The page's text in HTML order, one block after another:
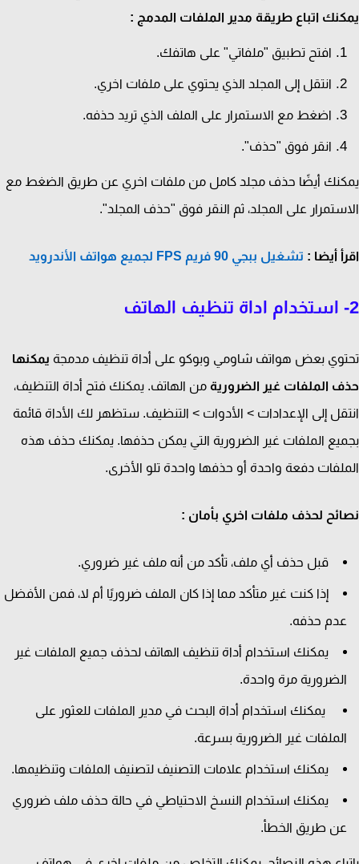
اتباع طريقة مدير الملفات المدمج :
افتح تطبيق "ملفاتي" على هاتفك.
انتقل إلى المجلد الذي يحتوي على ملفات اخري.
اضغط مع الاستمرار على الملف الذي تريد حذفه.
انقر فوق "حذف".
أيضًا حذف مجلد كامل من ملفات اخري عن طريق الضغط مع
على المجلد، ثم النقر فوق "حذف المجلد".
أيضا :تشغيل ببجي 90 فريم FPS لجميع هواتف الأندرويد
بعض هواتف شاومي وبوكو على أداة تنظيف مدمجةيمكنها
الملفات غير الضرورية من الهاتف. يمكنك فتح أداة التنظيف،
إلى الإعدادات > الأدوات > التنظيف. ستظهر لك الأداة قائمة
الملفات غير الضرورية التي يمكن حذفها. يمكنك حذف هذه
دفعة واحدة أو حذفها واحدة تلو الأخرى.
لحذف ملفات اخري بأمان :
قبل حذف أي ملف، تأكد من أنه ملف غير ضروري.
إذا كنت غير متأكد مما إذا كان الملف ضروريًا أم لا، فمن الأفضل
حذفه.
يمكنك استخدام أداة تنظيف الهاتف لحذف جميع الملفات غير
مرة واحدة.
يمكنك استخدام أداة البحث في مدير الملفات للعثور على
غير الضرورية بسرعة.
يمكنك استخدام علامات التصنيف لتصنيف الملفات وتنظيمها.
يمكنك استخدام النسخ الاحتياطي في حالة حذف ملف ضروري
طريق الخطأ.